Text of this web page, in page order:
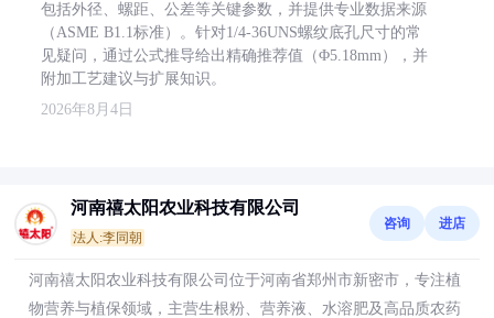
包括外径、螺距、公差等关键参数，并提供专业数据来源
（ASME B1.1标准）。针对1/4-36UNS螺纹底孔尺寸的常
见疑问，通过公式推导给出精确推荐值（Φ5.18mm），并
附加工艺建议与扩展知识。
2026年8月4日
河南禧太阳农业科技有限公司
法人:李同朝
咨询 进店
河南禧太阳农业科技有限公司位于河南省郑州市新密市，专注植
物营养与植保领域，主营生根粉、营养液、水溶肥及高品质农药